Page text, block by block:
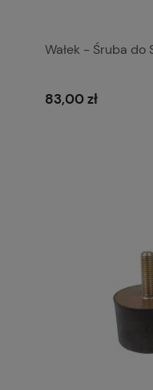
Wałek - Śruba
83,00 zł